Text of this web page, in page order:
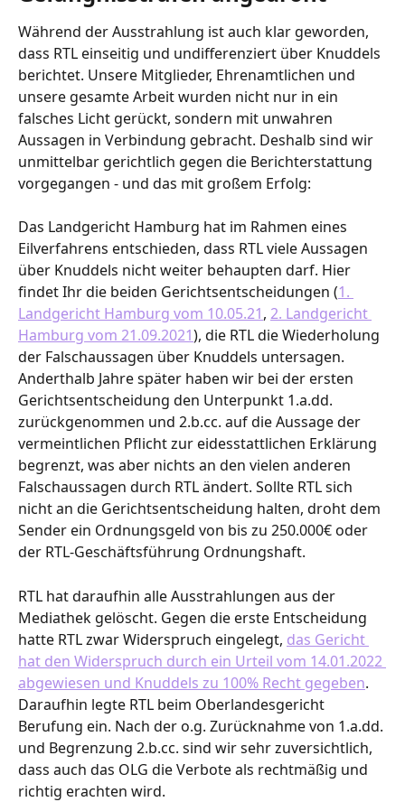
Während der Ausstrahlung ist auch klar geworden,
dass RTL einseitig und undifferenziert über Knuddels
berichtet. Unsere Mitglieder, Ehrenamtlichen und
unsere gesamte Arbeit wurden nicht nur in ein
falsches Licht gerückt, sondern mit unwahren
Aussagen in Verbindung gebracht. Deshalb sind wir
unmittelbar gerichtlich gegen die Berichterstattung
vorgegangen - und das mit großem Erfolg:
Das Landgericht Hamburg hat im Rahmen eines
Eilverfahrens entschieden, dass RTL viele Aussagen
über Knuddels nicht weiter behaupten darf. Hier
findet Ihr die beiden Gerichtsentscheidungen (1.
Landgericht Hamburg vom 10.05.21, 2. Landgericht
Hamburg vom 21.09.2021), die RTL die Wiederholung
der Falschaussagen über Knuddels untersagen.
Anderthalb Jahre später haben wir bei der ersten
Gerichtsentscheidung den Unterpunkt 1.a.dd.
zurückgenommen und 2.b.cc. auf die Aussage der
vermeintlichen Pflicht zur eidesstattlichen Erklärung
begrenzt, was aber nichts an den vielen anderen
Falschaussagen durch RTL ändert. Sollte RTL sich
nicht an die Gerichtsentscheidung halten, droht dem
Sender ein Ordnungsgeld von bis zu 250.000€ oder
der RTL-Geschäftsführung Ordnungshaft.
RTL hat daraufhin alle Ausstrahlungen aus der
Mediathek gelöscht. Gegen die erste Entscheidung
hatte RTL zwar Widerspruch eingelegt, das Gericht
hat den Widerspruch durch ein Urteil vom 14.01.2022
abgewiesen und Knuddels zu 100% Recht gegeben.
Daraufhin legte RTL beim Oberlandesgericht
Berufung ein. Nach der o.g. Zurücknahme von 1.a.dd.
und Begrenzung 2.b.cc. sind wir sehr zuversichtlich,
dass auch das OLG die Verbote als rechtmäßig und
richtig erachten wird.